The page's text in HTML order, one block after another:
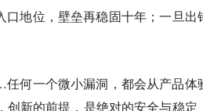
地位，壁垒再稳固十年；一旦出
何一个微小漏洞，都会从产品体
新的前提，是绝对的安全与稳定